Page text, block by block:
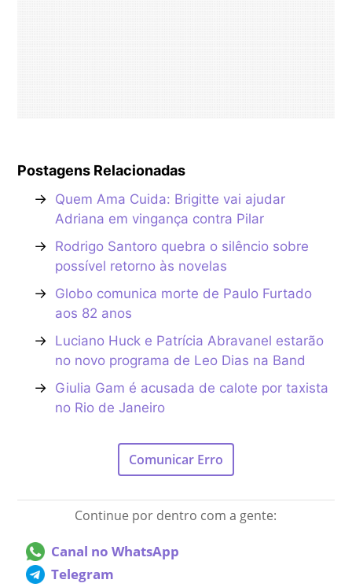
Postagens Relacionadas
→ Quem Ama Cuida: Brigitte vai ajudar
Adriana em vingança contra Pilar
→ Rodrigo Santoro quebra o silêncio sobre
possível retorno às novelas
→ Globo comunica morte de Paulo Furtado
aos 82 anos
→ Luciano Huck e Patrícia Abravanel estarão
no novo programa de Leo Dias na Band
→ Giulia Gam é acusada de calote por taxista
no Rio de Janeiro
Comunicar Erro
Continue por dentro com a gente:
Canal no WhatsApp
Telegram